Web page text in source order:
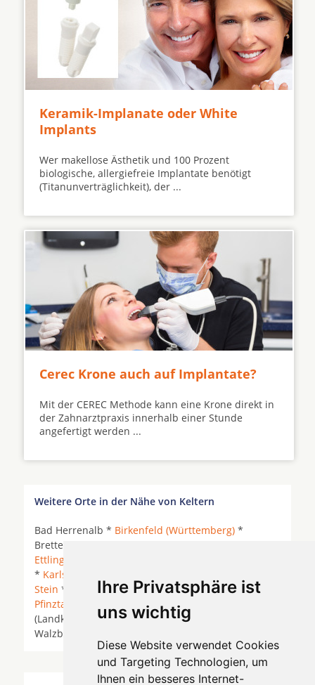
Ihre Privatsphäre ist
uns wichtig
Diese Website verwendet Cookies
und Targeting Technologien, um
Ihnen ein besseres Internet-
Keramik-Implanate oder White
Implants
Wer makellose Ästhetik und 100 Prozent
biologische, allergiefreie Implantate benötigt
(Titanunverträglichkeit), der ...
Cerec Krone auch auf Implantate?
Mit der CEREC Methode kann eine Krone direkt in
der Zahnarztpraxis innerhalb einer Stunde
angefertigt werden ...
Weitere Orte in der Nähe von Keltern
Bad Herrenalb * Birkenfeld (Württemberg) *
Bretten (Baden) * Eisingen (Baden) * Engelsbrand *
Ettlingen
* Karlsruhe
Stein * Marxzell*Neuenbürg* Neulingen *
Pfinztal
Remchingen
(Landkreis Calw) *Straubenhardt
Walzbachtal *